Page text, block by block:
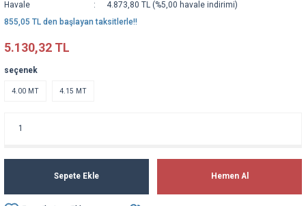
Havale
4.873,80 TL (%5,00 havale indirimi)
855,05 TL den başlayan taksitlerle!!
5.130,32 TL
seçenek
4.00 MT 4.15 MT
Sepete Ekle Hemen Al